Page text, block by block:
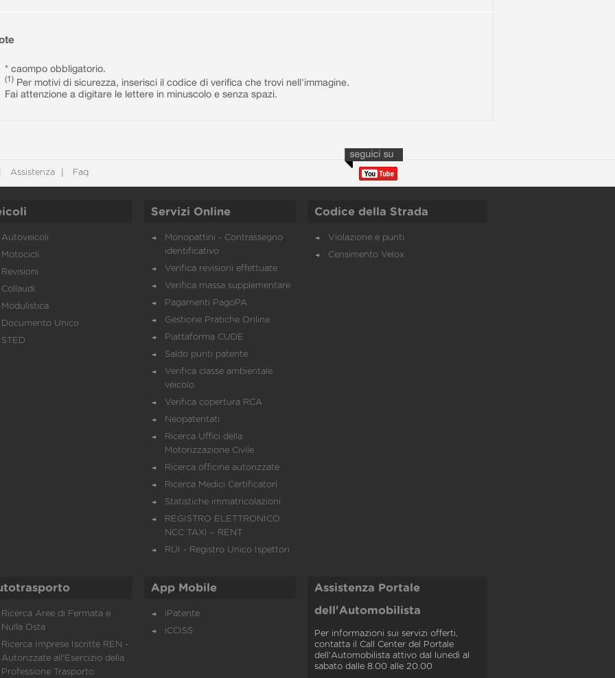
* caompo obbligatorio.
(1) Per motivi di sicurezza, inserisci il codice di verifica che trovi nell'immagine.
Fai attenzione a digitare le lettere in minuscolo e senza spazi.
Assistenza Faq
Autoveicoli
Motocicli
Revisioni
Collaudi
Modulistica
Documento Unico
STED
Servizi Online
Monopattini - Contrassegno
identificativo
Verifica revisioni effettuate
Verifica massa supplementare
Pagamenti PagoPA
Gestione Pratiche Online
Piattaforma CUDE
Saldo punti patente
Verifica classe ambientale
veicolo
Verifica copertura RCA
Neopatentati
Ricerca Uffici della
Motorizzazione Civile
Ricerca officine autorizzate
Ricerca Medici Certificatori
Statistiche immatricolazioni
REGISTRO ELETTRONICO
NCC TAXI – RENT
RUI - Registro Unico Ispettori
Codice della Strada
Violazione e punti
Censimento Velox
Ricerca Aree di Fermata e
Nulla Osta
Ricerca Imprese Iscritte REN -
Autorizzate all'Esercizio della
Professione Trasporto
App Mobile
iPatente
iCCISS
Assistenza Portale
dell'Automobilista
Per informazioni sui servizi offerti,
contatta il Call Center del Portale
dell'Automobilista attivo dal lunedì al
sabato dalle 8.00 alle 20.00